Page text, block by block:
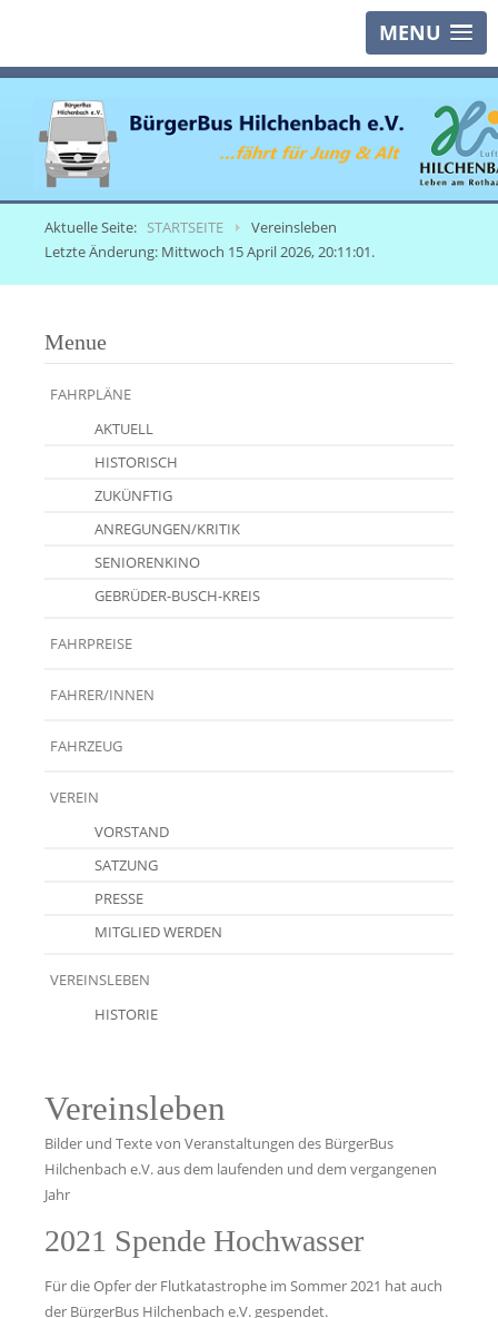
MENU
Aktuelle Seite: STARTSEITE
Vereinsleben
Letzte Änderung: Mittwoch 15 April 2026, 20:11:01.
Menue
FAHRPLÄNE
AKTUELL
HISTORISCH
ZUKÜNFTIG
ANREGUNGEN/KRITIK
SENIORENKINO
GEBRÜDER-BUSCH-KREIS
FAHRPREISE
FAHRER/INNEN
FAHRZEUG
VEREIN
VORSTAND
SATZUNG
PRESSE
MITGLIED WERDEN
VEREINSLEBEN
HISTORIE
Vereinsleben
Bilder und Texte von Veranstaltungen des BürgerBus
Hilchenbach e.V. aus dem laufenden und dem vergangenen
Jahr
2021 Spende Hochwasser
Für die Opfer der Flutkatastrophe im Sommer 2021 hat auch
der BürgerBus Hilchenbach e.V. gespendet.